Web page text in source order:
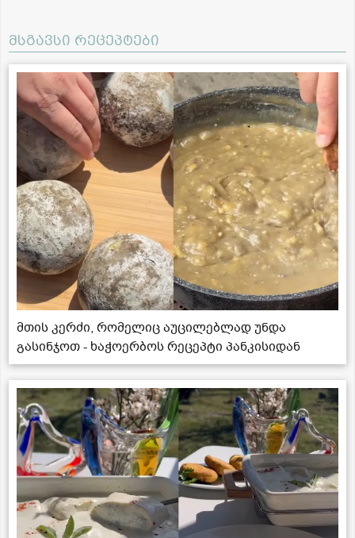
მსგავსი რეცეპტები
მთის კერძი, რომელიც აუცილებლად უნდა
გასინჯოთ - ხაჭოერბოს რეცეპტი პანკისიდან